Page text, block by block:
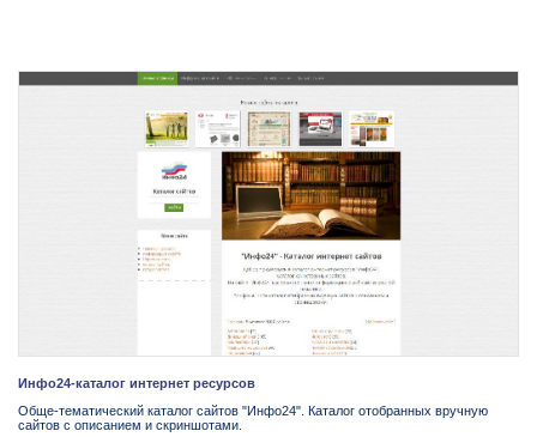
Инфо24-каталог интернет ресурсов
Обще-тематический каталог сайтов "Инфо24". Каталог отобранных вручную
сайтов с описанием и скриншотами.